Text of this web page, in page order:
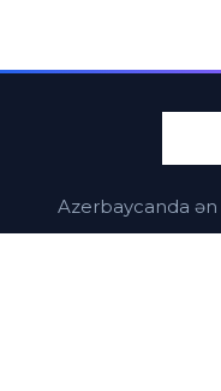
Azerbaycanda ən